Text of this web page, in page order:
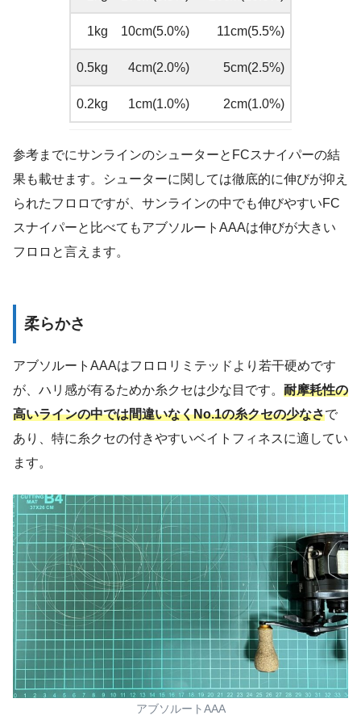
1kg 10cm(5.0%) 11cm(5.5%)
0.5kg 4cm(2.0%) 5cm(2.5%)
0.2kg 1cm(1.0%) 2cm(1.0%)
参考までにサンラインのシューターとFCスナイパーの結
果も載せます。シューターに関しては徹底的に伸びが抑え
られたフロロですが、サンラインの中でも伸びやすいFC
スナイパーと比べてもアブソルートAAAは伸びが大きい
フロロと言えます。
柔らかさ
アブソルートAAAはフロロリミテッドより若干硬めです
が、ハリ感が有るためか糸クセは少な目です。 耐摩耗性の
高いラインの中では間違いなくNo.1の糸クセの少なさで
あり、特に糸クセの付きやすいベイトフィネスに適してい
ます。
アブソルートAAA